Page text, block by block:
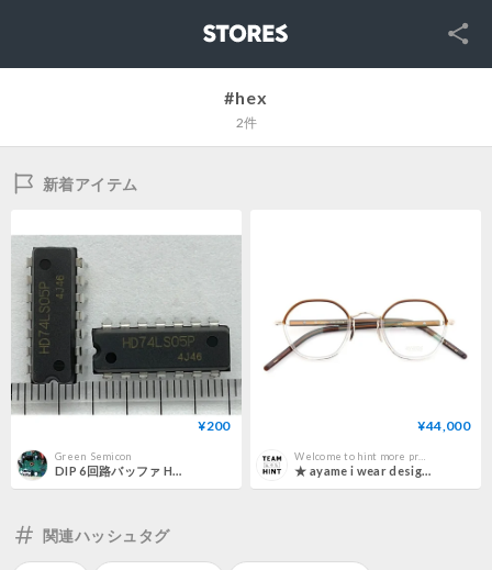
SNS
#hex
2件
新着アイテム
¥200
Green_Semicon
DIP 6回路バッファ HD74LS05P (2個) 日立(現ルネサス)
¥44,000
★ ayame i wear design (アヤメ) / HEX ★
関連ハッシュタグ